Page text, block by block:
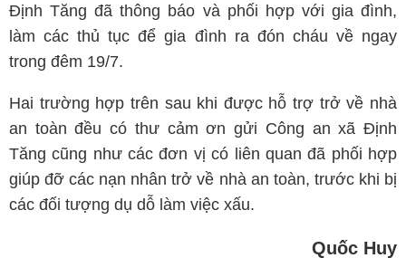
Định Tăng đã thông báo và phối hợp với gia đình,
làm các thủ tục để gia đình ra đón cháu về ngay
trong đêm 19/7.
Hai trường hợp trên sau khi được hỗ trợ trở về nhà
an toàn đều có thư cảm ơn gửi Công an xã Định
Tăng cũng như các đơn vị có liên quan đã phối hợp
giúp đỡ các nạn nhân trở về nhà an toàn, trước khi bị
các đối tượng dụ dỗ làm việc xấu.
Quốc Huy